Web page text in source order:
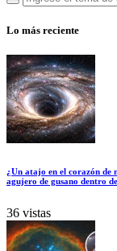
Lo más reciente
¿Un atajo en el corazón de
agujero de gusano dentro
36 vistas